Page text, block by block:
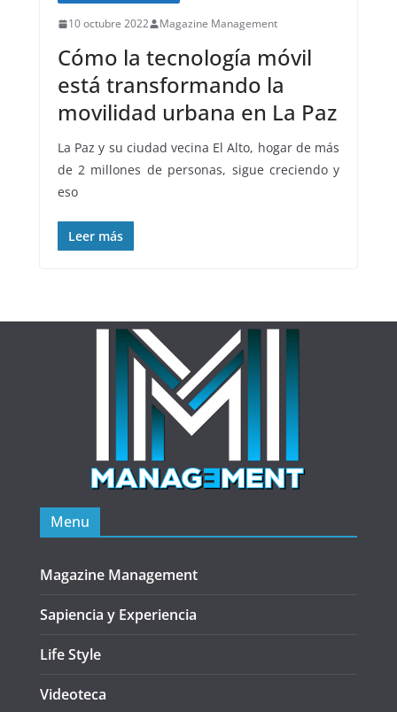
10 octubre 2022 Magazine Management
Cómo la tecnología móvil
está transformando la
movilidad urbana en La Paz
La Paz y su ciudad vecina El Alto, hogar de más
de 2 millones de personas, sigue creciendo y
eso
Leer más
Menu
Magazine Management
Sapiencia y Experiencia
Life Style
Videoteca